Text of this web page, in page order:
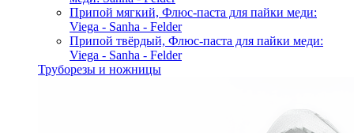
Припой мягкий, Флюс-паста для пайки меди:
Viega - Sanha - Felder
Припой твёрдый, Флюс-паста для пайки меди:
Viega - Sanha - Felder
Труборезы и ножницы